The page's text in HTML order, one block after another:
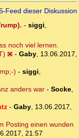
Feed dieser Diskussion
- siggi,
noch viel lernen.
- Gaby, 13.06.2017,
) - siggi,
anders war- Socke,
- Gaby, 13.06.2017,
Posting einen wunden
21:57